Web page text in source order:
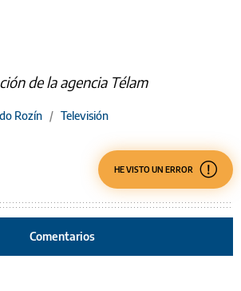
de la agencia Télam
Rozín / Televisión
HE VISTO UN ERROR
Comentarios